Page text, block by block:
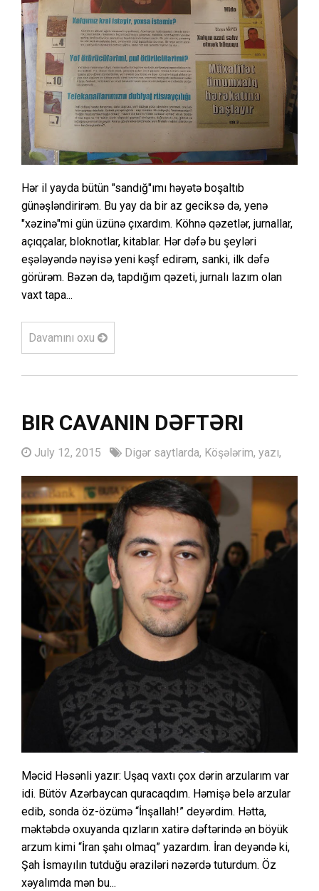
Hər il yayda bütün "sandığ"ımı həyətə boşaltıb
günəşləndirirəm. Bu yay da bir az geciksə də, yenə
"xəzinə"mi gün üzünə çıxardım. Köhnə qəzetlər, jurnallar,
açıqçalar, bloknotlar, kitablar. Hər dəfə bu şeyləri
eşələyəndə nəyisə yeni kəşf edirəm, sanki, ilk dəfə
görürəm. Bəzən də, tapdığım qəzeti, jurnalı lazım olan
vaxt tapa...
Davamını oxu
BIR CAVANIN DƏFTƏRI
July 12, 2015 Digər saytlarda, Köşələrim, yazı,
Məcid Həsənli yazır: Uşaq vaxtı çox dərin arzularım var
idi. Bütöv Azərbaycan quracaqdım. Həmişə belə arzular
edib, sonda öz-özümə “İnşallah!” deyərdim. Hətta,
məktəbdə oxuyanda qızların xatirə dəftərində ən böyük
arzum kimi “İran şahı olmaq” yazardım. İran deyəndə ki,
Şah İsmayılın tutduğu əraziləri nəzərdə tuturdum. Öz
xəyalımda mən bu...